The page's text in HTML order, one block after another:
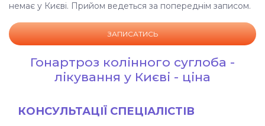
немає у Києві. Прийом ведеться за попереднім записом.
ЗАПИСАТИСЬ
Гонартроз колінного суглоба -
лікування у Києві - ціна
КОНСУЛЬТАЦІЇ СПЕЦІАЛІСТІВ